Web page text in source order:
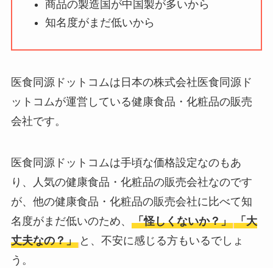
ータバンクの口コ
う？
【怪しい？】セルプ
ロモート株式会社の
【怪しい？】TikTok
Liteの口コミ・評判
は
実際どう？
ユリカコーポレーシ
ョンは怪しい？口コ
商品の製造国が中国製が多いから
知名度がまだ低いから
医食同源ドットコムは日本の株式会社医食同源ド
ットコムが運営している健康食品・化粧品の販売
会社です。
医食同源ドットコムは手頃な価格設定なのもあ
り、人気の健康食品・化粧品の販売会社なのです
が、他の健康食品・化粧品の販売会社に比べて知
名度がまだ低いのため、 「怪しくないか？」 「大
丈夫なの？」 と、不安に感じる方もいるでしょ
う。